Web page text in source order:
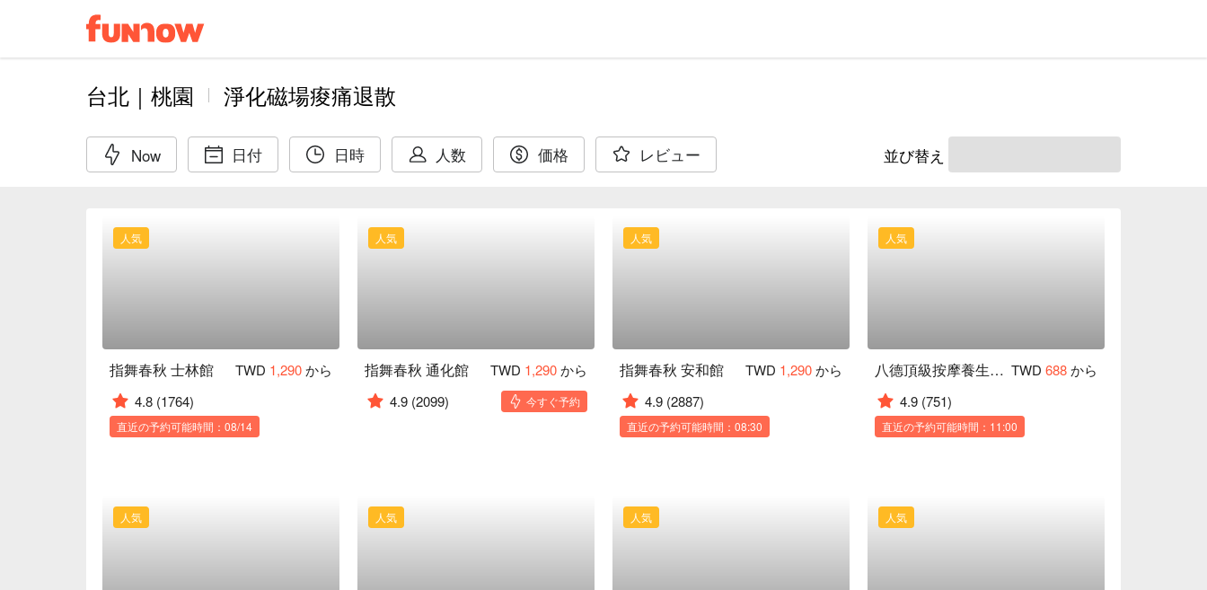
台北｜桃園 淨化磁場痠痛退散
Now 日付 日時 人数 価格 レビュー 並び替え
人気
指舞春秋 士林館 TWD 1,290から
4.8 (1764)
直近の予約可能時間：08/14
人気
指舞春秋 通化館 TWD 1,290から
4.9 (2099) 今すぐ予約
人気
指舞春秋 安和館 TWD 1,290から
4.9 (2887)
直近の予約可能時間：08:30
人気
八德頂級按摩養生會館 TWD 688から
4.9 (751)
直近の予約可能時間：11:00
人気 人気 人気 人気